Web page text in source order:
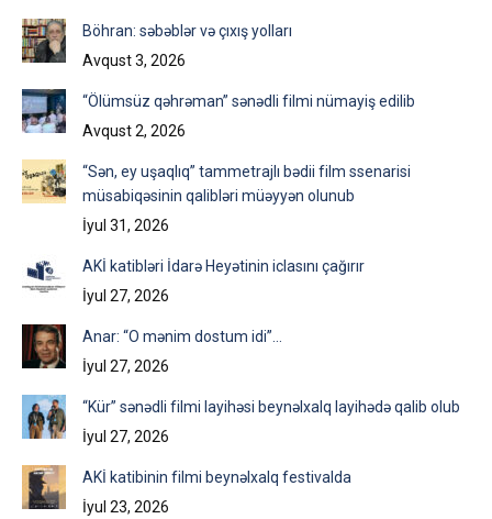
Böhran: səbəblər və çıxış yolları
Avqust 3, 2026
“Ölümsüz qəhrəman” sənədli filmi nümayiş edilib
Avqust 2, 2026
“Sən, ey uşaqlıq” tammetrajlı bədii film ssenarisi
müsabiqəsinin qalibləri müəyyən olunub
İyul 31, 2026
AKİ katibləri İdarə Heyətinin iclasını çağırır
İyul 27, 2026
Anar: “O mənim dostum idi”…
İyul 27, 2026
“Kür” sənədli filmi layihəsi beynəlxalq layihədə qalib olub
İyul 27, 2026
AKİ katibinin filmi beynəlxalq festivalda
İyul 23, 2026